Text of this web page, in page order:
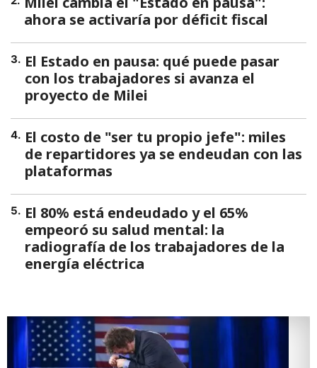
ahora se activaría por déficit fiscal
3. El Estado en pausa: qué puede pasar
con los trabajadores si avanza el
proyecto de Milei
4. El costo de "ser tu propio jefe": miles
de repartidores ya se endeudan con las
plataformas
5. El 80% está endeudado y el 65%
empeoró su salud mental: la
radiografía de los trabajadores de la
energía eléctrica